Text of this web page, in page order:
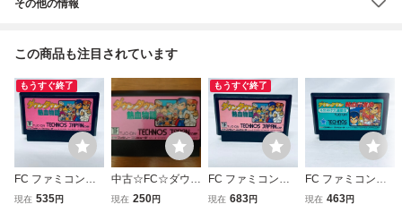
その他の情報
この商品も注目されています
もうすぐ終了
FC ファミコンソ
フト ダウンタウン
現在 535円
中古☆FC☆ダウン
タウン熱血物語☆
現在 250円
もうすぐ終了
FC ファミコンソ
フト ダウンタウン
現在 683円
FC ファミコンソ
フト ダウンタウン
現在 463円